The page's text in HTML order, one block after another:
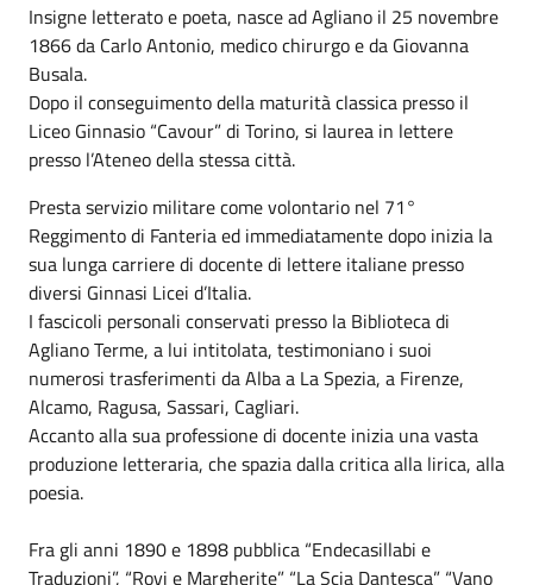
Insigne letterato e poeta, nasce ad Agliano il 25 novembre
1866 da Carlo Antonio, medico chirurgo e da Giovanna
Busala.
Dopo il conseguimento della maturità classica presso il
Liceo Ginnasio “Cavour” di Torino, si laurea in lettere
presso l’Ateneo della stessa città.
Presta servizio militare come volontario nel 71°
Reggimento di Fanteria ed immediatamente dopo inizia la
sua lunga carriere di docente di lettere italiane presso
diversi Ginnasi Licei d’Italia.
I fascicoli personali conservati presso la Biblioteca di
Agliano Terme, a lui intitolata, testimoniano i suoi
numerosi trasferimenti da Alba a La Spezia, a Firenze,
Alcamo, Ragusa, Sassari, Cagliari.
Accanto alla sua professione di docente inizia una vasta
produzione letteraria, che spazia dalla critica alla lirica, alla
poesia.
Fra gli anni 1890 e 1898 pubblica “Endecasillabi e
Traduzioni”, “Rovi e Margherite” “La Scia Dantesca” “Vano